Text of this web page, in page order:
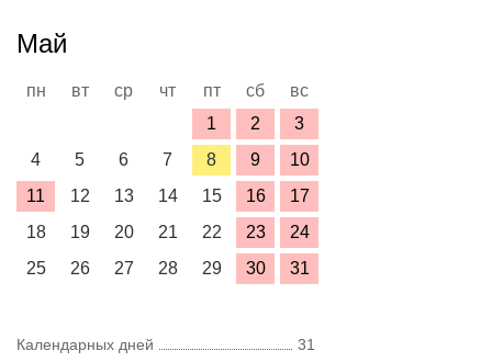
Май
пн вт ср чт пт сб
вс
1
2
3
4
5 6 7 8 9
10
11
12 13 14 15 16
17
18
19 20 21 22 23
24
25
26 27 28 29 30 31
Календарных дней
31